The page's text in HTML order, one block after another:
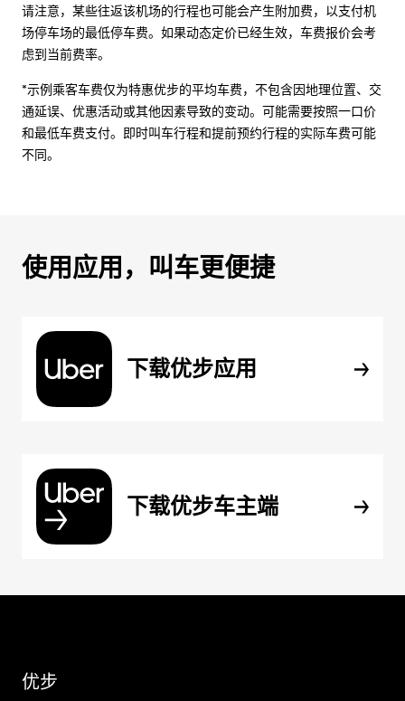
请注意，某些往返该机场的行程也可能会产生附加费，以支付机
场停车场的最低停车费。如果动态定价已经生效，车费报价会考
虑到当前费率。
*示例乘客车费仅为特惠优步的平均车费，不包含因地理位置、交
通延误、优惠活动或其他因素导致的变动。可能需要按照一口价
和最低车费支付。即时叫车行程和提前预约行程的实际车费可能
不同。
使用应用，叫车更便捷
下载优步应用
下载优步车主端
优步